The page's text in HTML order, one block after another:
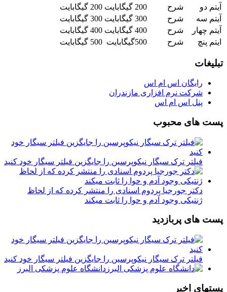
آیتم دو
شرح 200 گیگابایت
200 گیگابایت
آیتم سه
شرح 300 گیگابایت
300 گیگابایت
آیتم چهار
شرح 400 گیگابایت
400 گیگابایت
ایتم پنچ
شرح 500گیگابایت 500 گیگابایت
تبلیغات
رایگان اس ام اس
شرکت نرم افزاری مازندران
پنل اس ام اس
پست های محبوب
فیلتر ترک سیگار نیکوپرسین را جایگزین فیلتر سیگار خود کنید
دکتر جورجیا پردوم اسنادی را منتشر کرده که از لحاظ
ژنتیکی وجود آدم و حوا را ثابت میکند
پست های پربازدید
فیلتر ترک سیگار نیکوپرسین را جایگزین فیلتر سیگار خود کنید
دانشگاه علوم پزشکی البرز
پستهای اخیر